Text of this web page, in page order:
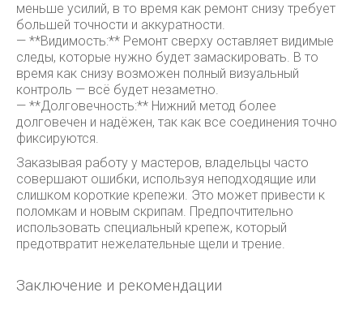
меньше усилий, в то время как ремонт снизу требует
большей точности и аккуратности.
— **Видимость:** Ремонт сверху оставляет видимые
следы, которые нужно будет замаскировать. В то
время как снизу возможен полный визуальный
контроль — всё будет незаметно.
— **Долговечность:** Нижний метод более
долговечен и надёжен, так как все соединения точно
фиксируются.
Заказывая работу у мастеров, владельцы часто
совершают ошибки, используя неподходящие или
слишком короткие крепежи. Это может привести к
поломкам и новым скрипам. Предпочтительно
использовать специальный крепеж, который
предотвратит нежелательные щели и трение.
Заключение и рекомендации